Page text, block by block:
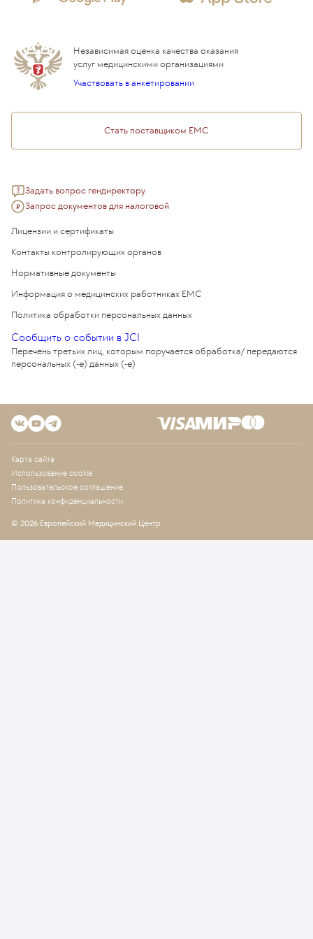
Стационар
Прайс-лист
Подарочный сертификат EMC
Программы привилегий
Стать поставщиком ЕМС
Задать вопрос гендиректору
Запрос документов для налоговой
Независимая оценка качества оказания
услуг медицинскими организациями
Участвовать в анкетировании
Лицензии и сертификаты
Контакты контролирующих органов
Нормативные документы
Информация о медицинских работниках EMC
Политика обработки персональных данных
Сообщить о событии в JCI
Перечень третьих лиц, которым поручается обработка/ передаются
персональных (-е) данных (-е)
Карта сайта
Использование cookie
Пользовательское соглашение
Политика конфиденциальности
© 2026 Европейский Медицинский Центр